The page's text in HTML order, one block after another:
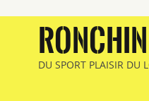
DU SPORT PLAISIR DU